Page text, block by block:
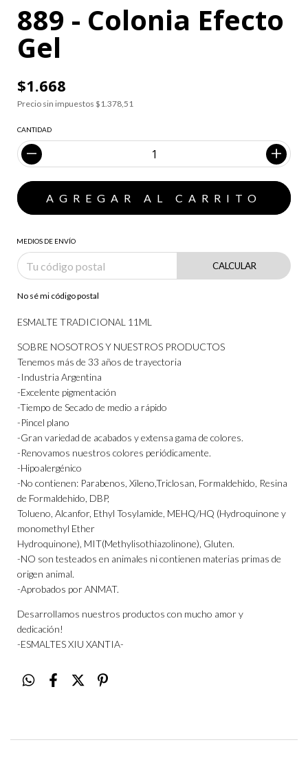
889 - Colonia Efecto
Gel
$1.668
Precio sin impuestos $1.378,51
CANTIDAD
MEDIOS DE ENVÍO
CALCULAR
No sé mi código postal
ESMALTE TRADICIONAL 11ML
SOBRE NOSOTROS Y NUESTROS PRODUCTOS
Tenemos más de 33 años de trayectoria
-Industria Argentina
-Excelente pigmentación
-Tiempo de Secado de medio a rápido
-Pincel plano
-Gran variedad de acabados y extensa gama de colores.
-Renovamos nuestros colores periódicamente.
-Hipoalergénico
-No contienen: Parabenos, Xileno,Triclosan, Formaldehido, Resina
de Formaldehido, DBP,
Tolueno, Alcanfor, Ethyl Tosylamide, MEHQ/HQ (Hydroquinone y
monomethyl Ether
Hydroquinone), MIT(Methylisothiazolinone), Gluten.
-NO son testeados en animales ni contienen materias primas de
origen animal.
-Aprobados por ANMAT.
Desarrollamos nuestros productos con mucho amor y
dedicación!
-ESMALTES XIU XANTIA-